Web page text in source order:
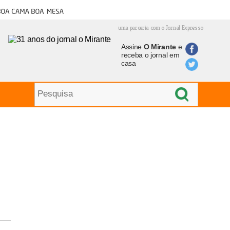
cama boa mesa
uma parceria com o Jornal Expresso
Assine O Mirantee
receba o jornal em
casa